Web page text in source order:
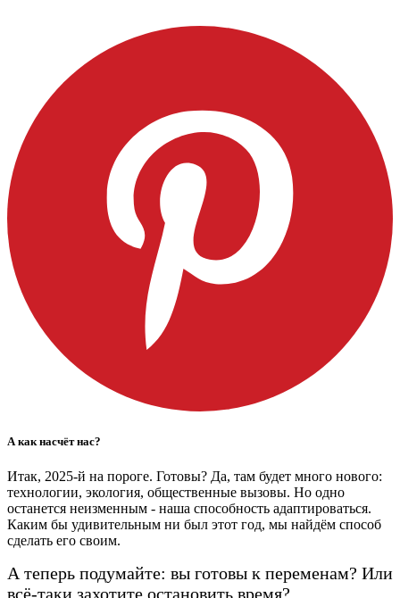
А как насчёт нас?
Итак, 2025-й на пороге. Готовы? Да, там будет много нового:
технологии, экология, общественные вызовы. Но одно
останется неизменным - наша способность адаптироваться.
Каким бы удивительным ни был этот год, мы найдём способ
сделать его своим.
А теперь подумайте: вы готовы к переменам? Или
всё-таки захотите остановить время?